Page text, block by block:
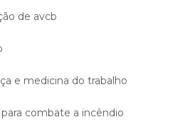
de avcb
e medicina do trabalho
combate a incêndio